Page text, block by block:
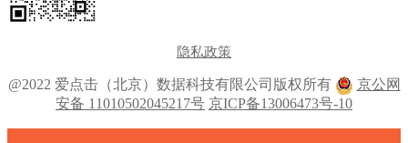
隐私政策
@2022 爱点击（北京）数据科技有限公司版权所有
京公网
安备 11010502045217号 京ICP备13006473号-10